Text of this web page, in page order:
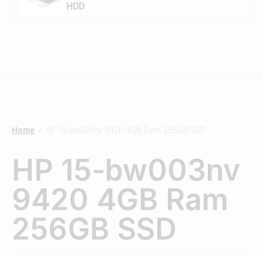
HDD
Home HP 15-bw003nv 9420 4GB Ram 256GB SSD
HP 15-bw003nv
9420 4GB Ram
256GB SSD